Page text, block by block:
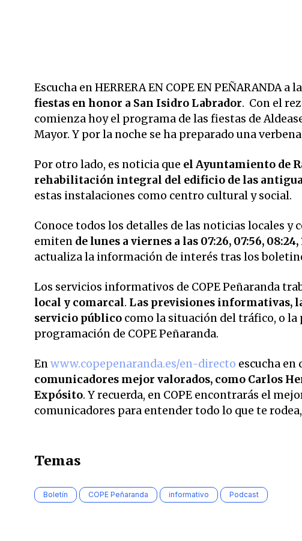
Escucha en HERRERA EN COPE EN PEÑARANDA a
fiestas en honor a San Isidro Labrador. Con el
comienza hoy el programa de las fiestas de
Mayor. Y por la noche se ha preparado una
Por otro lado, es noticia que el Ayuntamiento de
rehabilitación integral del edificio de las
estas instalaciones como centro cultural y social.
Conoce todos los detalles de las noticias locales
emiten de lunes a viernes a las 07:26, 07:56, 08:24,
actualiza la información de interés tras los
Los servicios informativos de COPE Peñaranda
local y comarcal. Las previsiones informativas,
servicio público como la situación del tráfico, o
programación de COPE Peñaranda.
Enwww.copepenaranda.es/en-directo escucha en
comunicadores mejor valorados, como Carlos
Expósito. Y recuerda, en COPE encontrarás el
comunicadores para entender todo lo que te
Temas
Boletín COPE Peñaranda informativo Podcast